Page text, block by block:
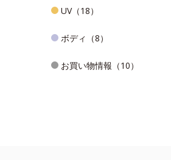
UV（18）
ボディ（8）
お買い物情報（10）